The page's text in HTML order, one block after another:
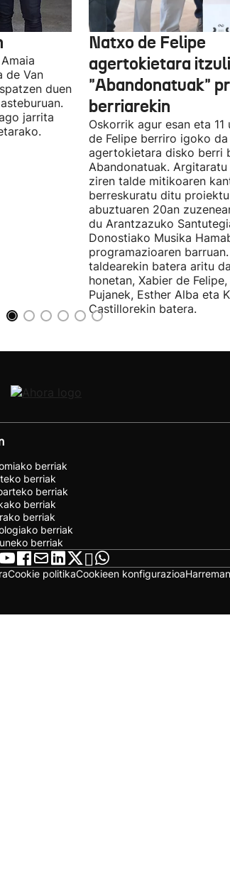
de Van
duen
jarrita
Natxo de Felipe
agertokietara
"Abandonatuak"
berriarekin
Oskorrik agur esan eta
de Felipe berriro igoko da
agertokietara disko berri
Abandonatuak.
ziren talde mitikoaren
berreskuratu ditu
abuztuaren 20an
du Arantzazuko
Donostiako Musika
programazioaren
taldearekin batera aritu
honetan, Xabier de
Pujanek, Esther Alba eta
Castillorekin batera.
berriak
berriak
berriak
berriak
berriak
berriak
berriak
Cookie politikaCookieen konfigurazioa